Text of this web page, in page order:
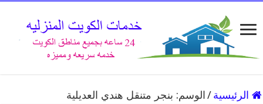
الرئيسية / الوسم: بنجر متنقل هندي العديلية